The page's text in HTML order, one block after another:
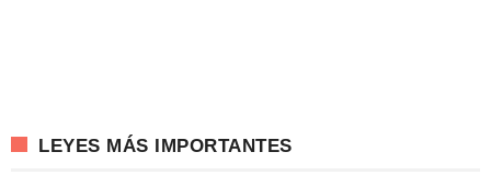
LEYES MÁS IMPORTANTES